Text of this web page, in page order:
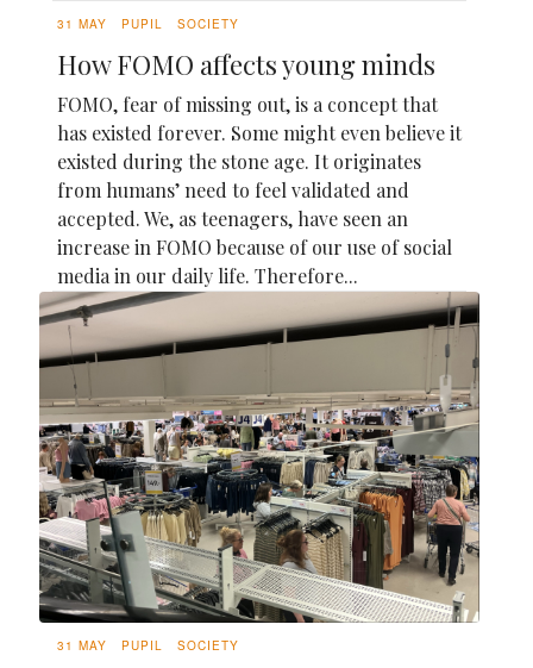
31 MAY PUPIL SOCIETY
How FOMO affects young minds
FOMO, fear of missing out, is a concept that
has existed forever. Some might even believe it
existed during the stone age. It originates
from humans’ need to feel validated and
accepted. We, as teenagers, have seen an
increase in FOMO because of our use of social
media in our daily life. Therefore...
31 MAY PUPIL SOCIETY